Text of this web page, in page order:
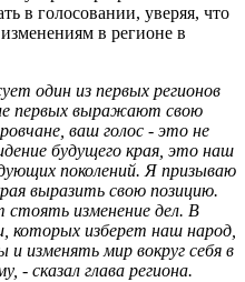
в голосовании, уверяя, что
в регионе в
один из первых регионов
первых выражают свою
ваш голос - это не
будущего края, это наш
поколений. Я призываю
выразить свою позицию.
изменение дел. В
изберет наш народ,
изменять мир вокруг себя в
- сказал глава региона.